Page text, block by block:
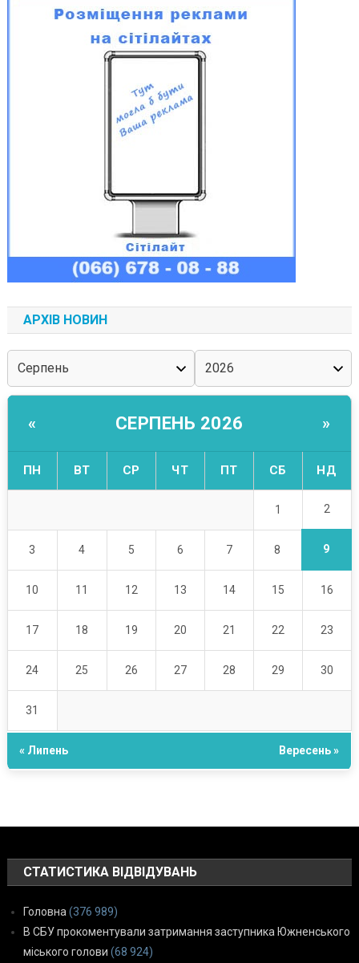
АРХІВ НОВИН
« СЕРПЕНЬ 2026 »
ПН ВТ СР ЧТ ПТ СБ НД
1 2
3 4 5 6 7 8 9
10 11 12 13 14 15 16
17 18 19 20 21 22 23
24 25 26 27 28 29 30
31
« Липень Вересень »
СТАТИСТИКА ВІДВІДУВАНЬ
Головна (376 989)
В СБУ прокоментували затримання заступника Южненського
міського голови (68 924)